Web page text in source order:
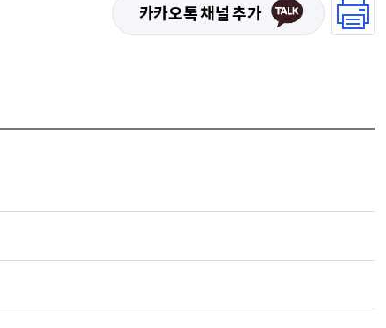
카카오톡 채널 추가